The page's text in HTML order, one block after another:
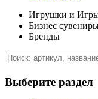
Игрушки и
Бизнес
Бренды
Выберите раздел